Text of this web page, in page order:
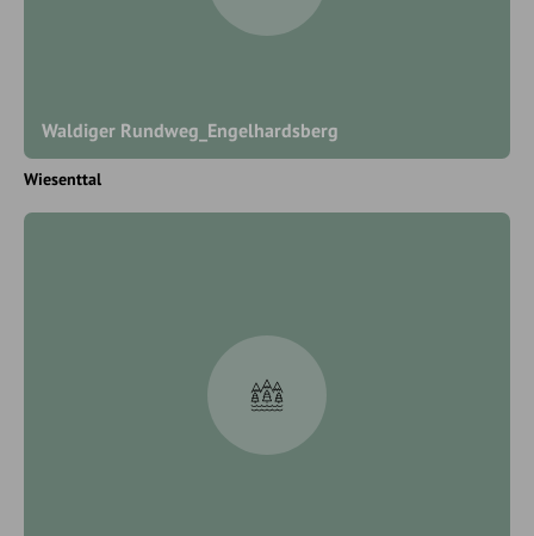
Waldiger Rundweg_Engelhardsberg
Wiesenttal